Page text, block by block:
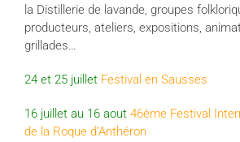
la Distillerie de lavande, groupes
producteurs, ateliers, expositions,
grillades…
24 et 25 juillet Festival en Sausses
16 juillet au 16 aout 46ème Festival
de la Roque d’Anthéron